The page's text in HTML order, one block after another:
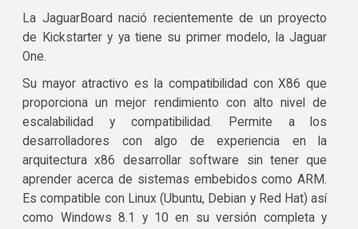
La JaguarBoard nació recientemente de un proyecto
de Kickstarter y ya tiene su primer modelo, la Jaguar
One.
Su mayor atractivo es la compatibilidad con X86 que
proporciona un mejor rendimiento con alto nivel de
escalabilidad y compatibilidad. Permite a los
desarrolladores con algo de experiencia en la
arquitectura x86 desarrollar software sin tener que
aprender acerca de sistemas embebidos como ARM.
Es compatible con Linux (Ubuntu, Debian y Red Hat) así
como Windows 8.1 y 10 en su versión completa y